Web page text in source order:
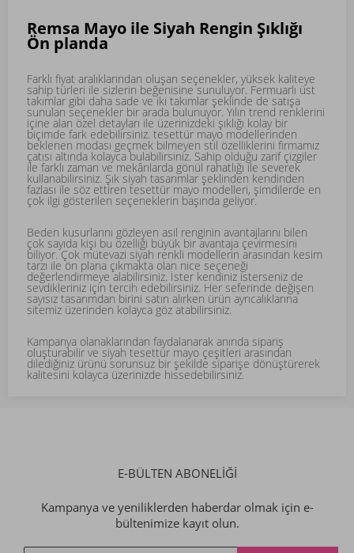
Remsa Mayo ile Siyah Rengin Şıklığı
Ön planda
Farklı fiyat aralıklarından oluşan seçenekler, yüksek kaliteye
sahip türleri ile sizlerin beğenisine sunuluyor. Fermuarlı üst
takımlar gibi daha sade ve iki takımlar şeklinde de satışa
sunulan seçenekler bir arada bulunuyor. Yılın trend renklerini
içine alan özel detayları ile üzerinizdeki şıklığı kolay bir
biçimde fark edebilirsiniz. tesettür mayo modellerinden
beklenen modası geçmek bilmeyen stil özelliklerini firmamız
çatısı altında kolayca bulabilirsiniz. Sahip olduğu zarif çizgiler
ile farklı zaman ve mekânlarda gönül rahatlığı ile severek
kullanabilirsiniz. Şık siyah tasarımlar şeklinden kendinden
fazlası ile söz ettiren tesettür mayo modelleri, şimdilerde en
çok ilgi gösterilen seçeneklerin başında geliyor.
Beden kusurlarını gözleyen asil renginin avantajlarını bilen
çok sayıda kişi bu özelliği büyük bir avantaja çevirmesini
biliyor. Çok mütevazi siyah renkli modellerin arasından kesim
tarzı ile ön plana çıkmakta olan nice seçeneği
değerlendirmeye alabilirsiniz. İster kendiniz isterseniz de
sevdikleriniz için tercih edebilirsiniz. Her seferinde değişen
sayısız tasarımdan birini satın alırken ürün ayrıcalıklarına
sitemiz üzerinden kolayca göz atabilirsiniz.
Kampanya olanaklarından faydalanarak anında sipariş
oluşturabilir ve siyah tesettür mayo çeşitleri arasından
dilediğiniz ürünü sorunsuz bir şekilde siparişe dönüştürerek
kalitesini kolayca üzerinizde hissedebilirsiniz.
E-BÜLTEN ABONELİĞİ
Kampanya ve yeniliklerden haberdar olmak için e-
bültenimize kayıt olun.